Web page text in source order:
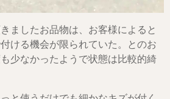
ましたお品物は、お客様によると
ける機会が限られていた。とのお
少なかったようで状態は比較的綺